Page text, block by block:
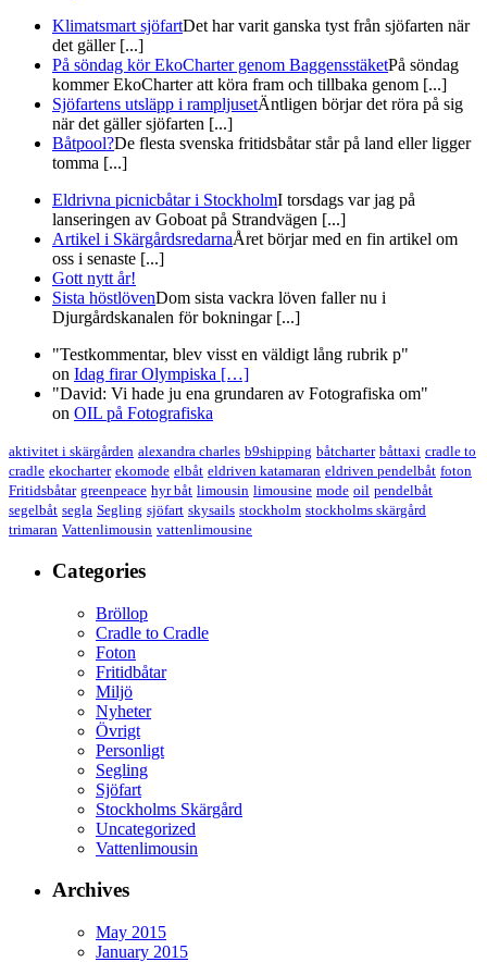
Klimatsmart sjöfartDet har varit ganska tyst från sjöfarten när
det gäller [...]
På söndag kör EkoCharter genom BaggensstäketPå söndag
kommer EkoCharter att köra fram och tillbaka genom [...]
Sjöfartens utsläpp i rampljusetÄntligen börjar det röra på sig
när det gäller sjöfarten [...]
Båtpool?De flesta svenska fritidsbåtar står på land eller ligger
tomma [...]
Eldrivna picnicbåtar i StockholmI torsdags var jag på
lanseringen av Goboat på Strandvägen [...]
Artikel i SkärgårdsredarnaÅret börjar med en fin artikel om
oss i senaste [...]
Gott nytt år!
Sista höstlövenDom sista vackra löven faller nu i
Djurgårdskanalen för bokningar [...]
"Testkommentar, blev visst en väldigt lång rubrik p"
on Idag firar Olympiska […]
"David: Vi hade ju ena grundaren av Fotografiska om"
on OIL på Fotografiska
aktivitet i skärgården alexandra charles b9shipping båtcharter båttaxi cradle to
cradle ekocharter ekomode elbåt eldriven katamaran eldriven pendelbåt foton
Fritidsbåtar greenpeace hyr båt limousin limousine mode oil pendelbåt
segelbåt segla Segling sjöfart skysails stockholm stockholms skärgård
trimaran Vattenlimousin vattenlimousine
Categories
Bröllop
Cradle to Cradle
Foton
Fritidbåtar
Miljö
Nyheter
Övrigt
Personligt
Segling
Sjöfart
Stockholms Skärgård
Uncategorized
Vattenlimousin
Archives
May 2015
January 2015